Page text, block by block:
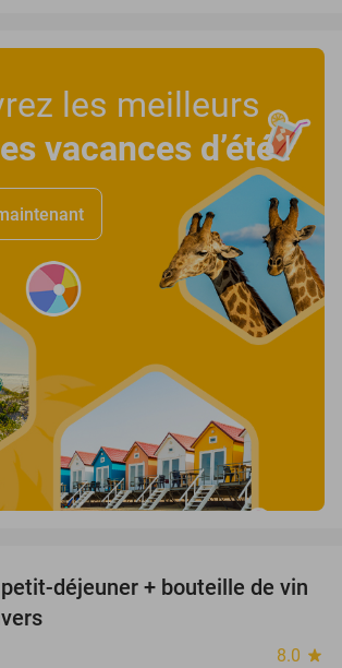
les meilleurs
vacances d’été!
31%
déjeuner + bouteille de vin
8.0 star